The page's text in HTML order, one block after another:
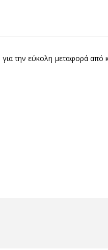
την εύκολη µεταφορά από